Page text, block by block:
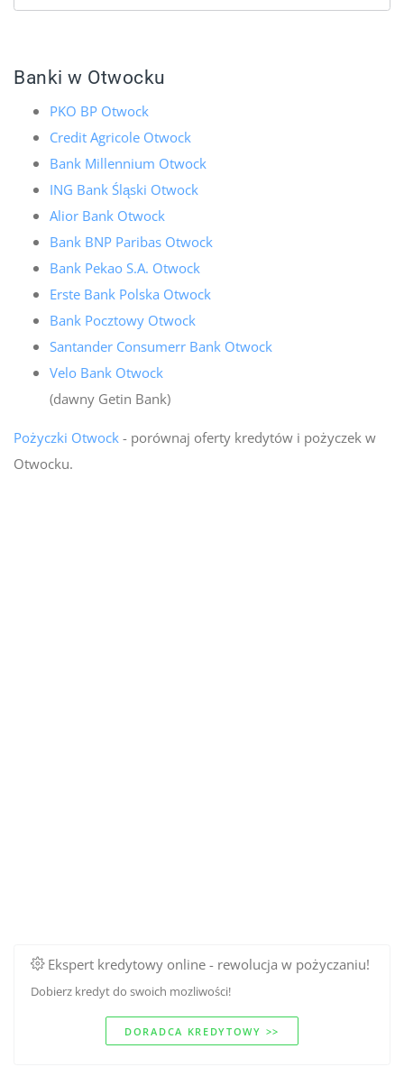
Banki w Otwocku
PKO BP Otwock
Credit Agricole Otwock
Bank Millennium Otwock
ING Bank Śląski Otwock
Alior Bank Otwock
Bank BNP Paribas Otwock
Bank Pekao S.A. Otwock
Erste Bank Polska Otwock
Bank Pocztowy Otwock
Santander Consumerr Bank Otwock
Velo Bank Otwock
(dawny Getin Bank)
Pożyczki Otwock- porównaj oferty kredytów i pożyczek w
Otwocku.
Ekspert kredytowy online - rewolucja w pożyczaniu!
Dobierz kredyt do swoich mozliwości!
DORADCA KREDYTOWY >>